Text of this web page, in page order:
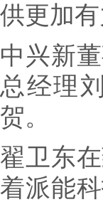
供更加有
中兴新
总经理
贺。
翟卫东
着派能